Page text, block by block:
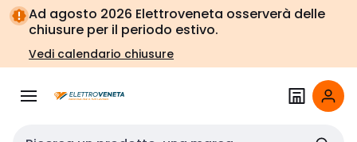
Vai alla
navigazione
Vai
alla
pagina
Ad agosto 2026 Elettroveneta osserverà delle
chiusure per il periodo estivo.
Vedi calendario chiusure